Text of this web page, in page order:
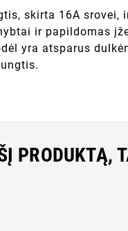
skirta 16A
ir papildomas
yra atsparus
PRODUKTĄ,